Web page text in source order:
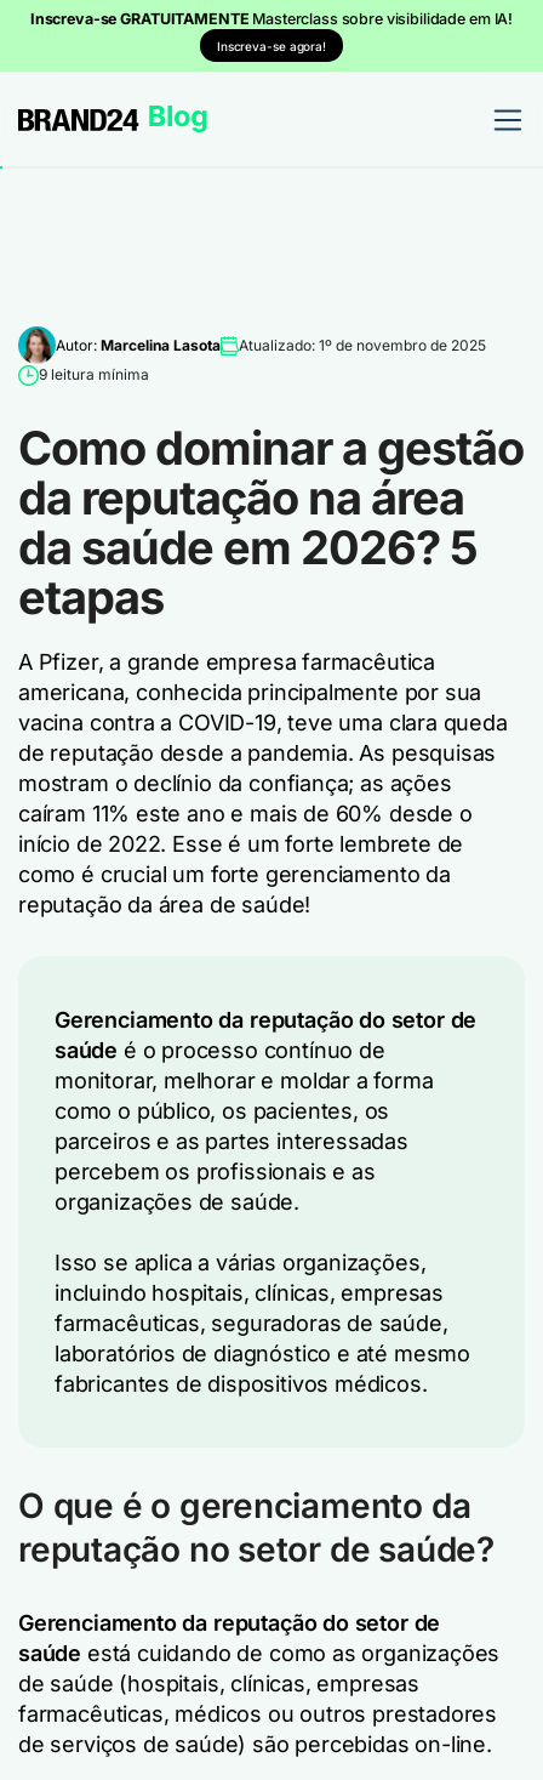
Inscreva-se GRATUITAMENTE Masterclass sobre visibilidade em IA!
Inscreva-se agora!
Autor: Marcelina Lasota
Atualizado: 1º de novembro de 2025
9 leitura mínima
Como dominar a gestão
da reputação na área
da saúde em 2026? 5
etapas
A Pfizer, a grande empresa farmacêutica
americana, conhecida principalmente por sua
vacina contra a COVID-19, teve uma clara queda
de reputação desde a pandemia. As pesquisas
mostram o declínio da confiança; as ações
caíram 11% este ano e mais de 60% desde o
início de 2022. Esse é um forte lembrete de
como é crucial um forte gerenciamento da
reputação da área de saúde!
Gerenciamento da reputação do setor de
saúde é o processo contínuo de
monitorar, melhorar e moldar a forma
como o público, os pacientes, os
parceiros e as partes interessadas
percebem os profissionais e as
organizações de saúde.
Isso se aplica a várias organizações,
incluindo hospitais, clínicas, empresas
farmacêuticas, seguradoras de saúde,
laboratórios de diagnóstico e até mesmo
fabricantes de dispositivos médicos.
O que é o gerenciamento da
reputação no setor de saúde?
Gerenciamento da reputação do setor de
saúde está cuidando de como as organizações
de saúde (hospitais, clínicas, empresas
farmacêuticas, médicos ou outros prestadores
de serviços de saúde) são percebidas on-line.